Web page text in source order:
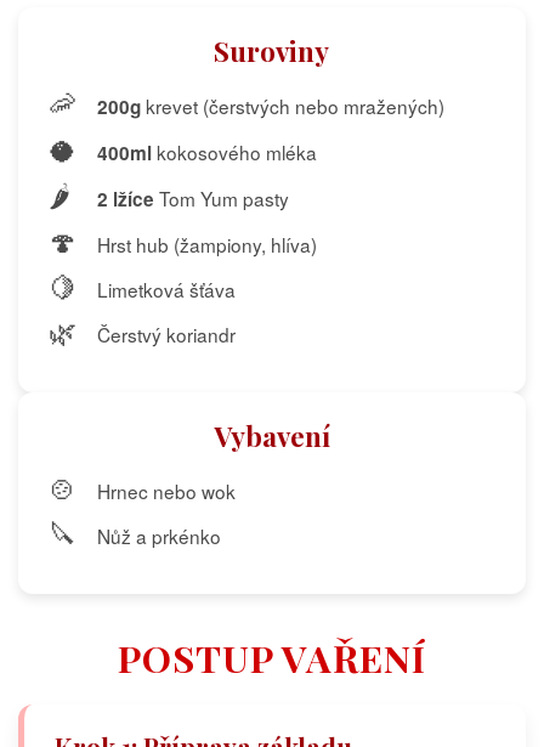
Suroviny
🦐 200g krevet (čerstvých nebo mražených)
🥥 400ml kokosového mléka
🌶️ 2 lžíce Tom Yum pasty
🍄 Hrst hub (žampiony, hlíva)
🍋 Limetková šťáva
🌿 Čerstvý koriandr
Vybavení
🍲 Hrnec nebo wok
🔪 Nůž a prkénko
POSTUP VAŘENÍ